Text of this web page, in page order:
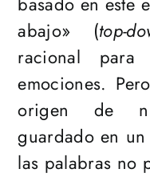
abajo» (top-
racional para
emociones.
origen de
guardado en
las palabras no